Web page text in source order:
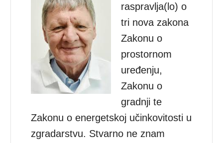
raspravlja(lo) o
tri nova zakona
Zakonu o
prostornom
uređenju,
Zakonu o
gradnji te
Zakonu o energetskoj učinkovitosti u
zgradarstvu. Stvarno ne znam